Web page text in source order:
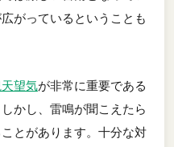
がっているということも
望気が非常に重要である
かし、雷鳴が聞こえたら
とがあります。十分な対